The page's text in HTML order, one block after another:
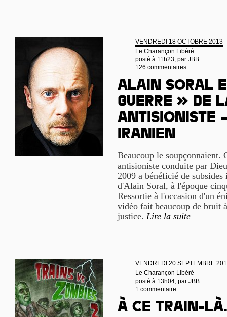
VENDREDI 18 OCTOBRE 2013
Le Charançon Libéré
posté à 11h23, par JBB
126 commentaires
Alain Soral
guerre » de
antisioniste
iranien
Beaucoup le soupçonnaient.
antisioniste conduite par
2009 a bénéficié de
d'Alain Soral, à l'époque
Ressortie à l'occasion d'un
vidéo fait beaucoup de bruit
justice. Lire la suite
VENDREDI 20 SEPTEMBRE
Le Charançon Libéré
posté à 13h04, par JBB
1 commentaire
À ce train-